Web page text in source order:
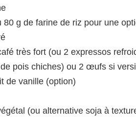
g de farine de riz pour une
très fort (ou 2 expressos
de pois chiches) ou 2 œufs si
de vanille (option)
(ou alternative soja à